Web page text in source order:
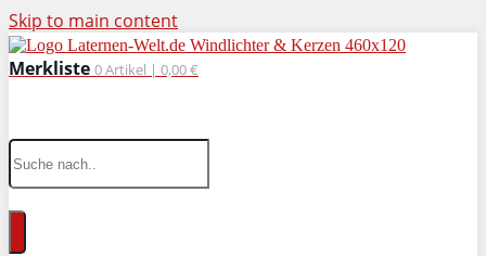
Skip to main content
Merkliste 0Artikel | 0,00 €